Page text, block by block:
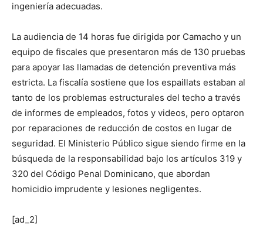
ingeniería adecuadas.
La audiencia de 14 horas fue dirigida por Camacho y un
equipo de fiscales que presentaron más de 130 pruebas
para apoyar las llamadas de detención preventiva más
estricta. La fiscalía sostiene que los espaillats estaban al
tanto de los problemas estructurales del techo a través
de informes de empleados, fotos y videos, pero optaron
por reparaciones de reducción de costos en lugar de
seguridad. El Ministerio Público sigue siendo firme en la
búsqueda de la responsabilidad bajo los artículos 319 y
320 del Código Penal Dominicano, que abordan
homicidio imprudente y lesiones negligentes.
[ad_2]